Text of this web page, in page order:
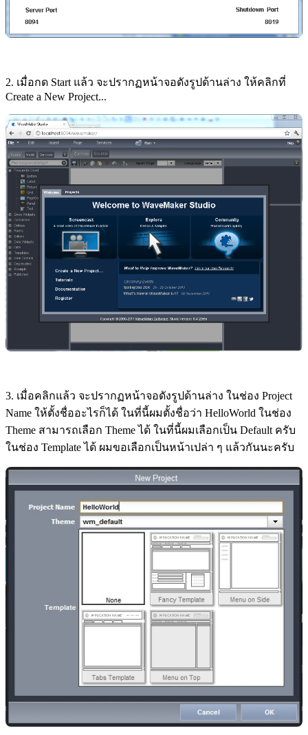
2. เมื่อกด Start แล้ว จะปรากฏหน้าจอดังรูปด้านล่าง ให้คลิกที่
Create a New Project...
3. เมื่อคลิกแล้ว จะปรากฏหน้าจอดังรูปด้านล่าง ในช่อง Project
Name ให้ตั้งชื่ออะไรก็ได้ ในที่นี้ผมตั้งชื่อว่า HelloWorld ในช่อง
Theme สามารถเลือก Theme ได้ ในที่นี้ผมเลือกเป็น Default ครับ
ในช่อง Template ได้ ผมขอเลือกเป็นหน้าเปล่า ๆ แล้วกันนะครับ